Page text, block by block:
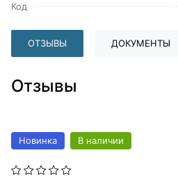
Код
ОТЗЫВЫ ДОКУМЕНТЫ
Отзывы
Новинка В наличии